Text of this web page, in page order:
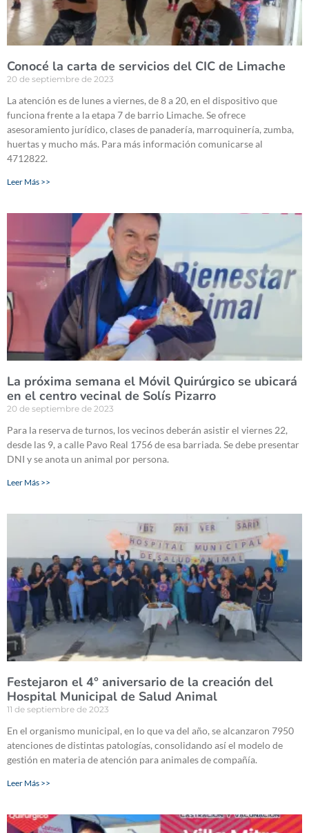
Conocé la carta de servicios del CIC de Limache
20 de septiembre de 2023
La atención es de lunes a viernes, de 8 a 20, en el dispositivo que
funciona frente a la etapa 7 de barrio Limache. Se ofrece
asesoramiento jurídico, clases de panadería, marroquinería, zumba,
huertas y mucho más. Para más información comunicarse al
4712822.
Leer Más >>
La próxima semana el Móvil Quirúrgico se ubicará
en el centro vecinal de Solís Pizarro
20 de septiembre de 2023
Para la reserva de turnos, los vecinos deberán asistir el viernes 22,
desde las 9, a calle Pavo Real 1756 de esa barriada. Se debe presentar
DNI y se anota un animal por persona.
Leer Más >>
Festejaron el 4° aniversario de la creación del
Hospital Municipal de Salud Animal
11 de septiembre de 2023
En el organismo municipal, en lo que va del año, se alcanzaron 7950
atenciones de distintas patologías, consolidando así el modelo de
gestión en materia de atención para animales de compañía.
Leer Más >>